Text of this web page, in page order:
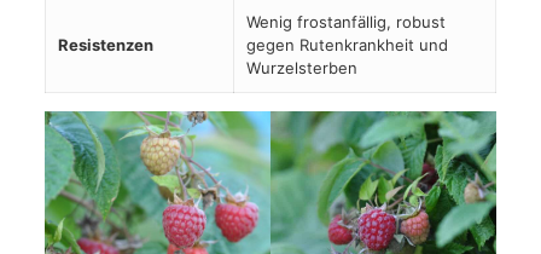
Resistenzen
Wenig frostanfällig, robust
gegen Rutenkrankheit und
Wurzelsterben